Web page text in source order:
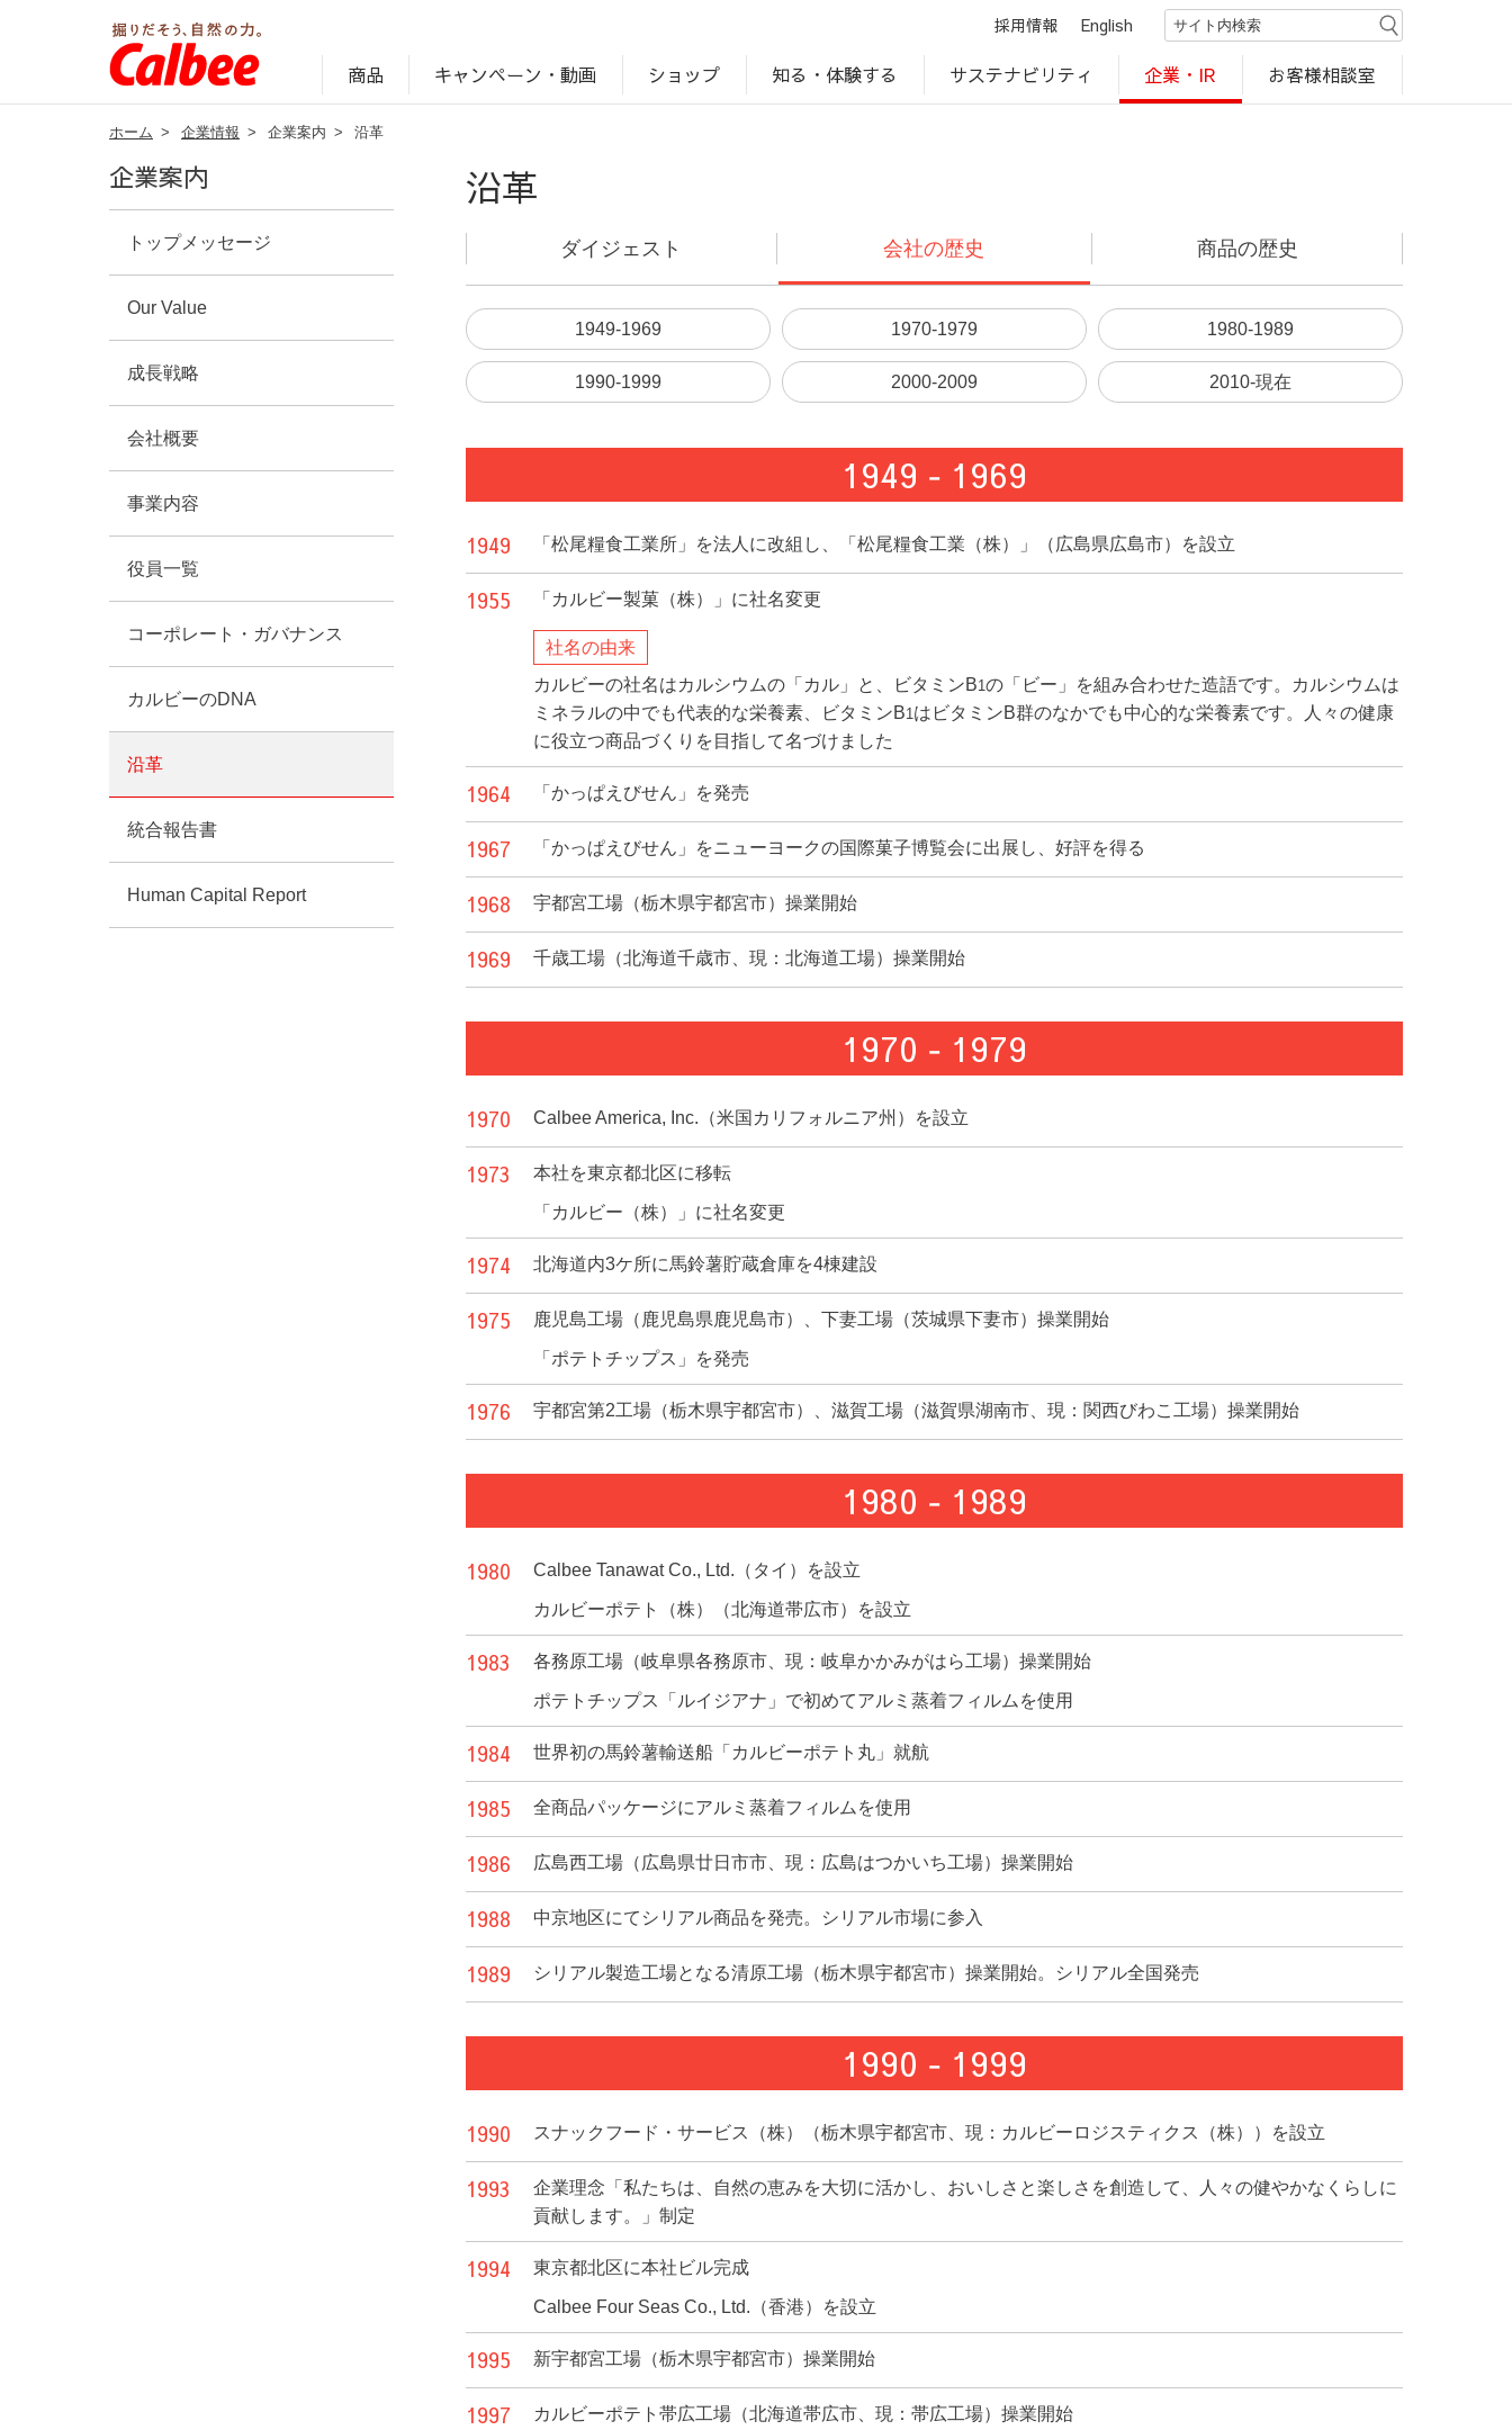
採用情報 English
商品 キャンペーン・動画 ショップ 知る・体験する サステナビリティ 企業・IR お客様相談室
ホーム > 企業情報 > 企業案内 > 沿革
企業案内
トップメッセージ
Our Value
成長戦略
会社概要
事業内容
役員一覧
コーポレート・ガバナンス
カルビーのDNA
沿革
統合報告書
Human Capital Report
沿革
ダイジェスト 会社の歴史 商品の歴史
1949-1969 1970-1979 1980-1989
1990-1999 2000-2009 2010-現在
1949 ‐ 1969
1949 「松尾糧食工業所」を法人に改組し、「松尾糧食工業（株）」（広島県広島市）を設立
1955 「カルビー製菓（株）」に社名変更
社名の由来
カルビーの社名はカルシウムの「カル」と、ビタミンB1 の「ビー」を組み合わせた造語です。カルシウムは
ミネラルの中でも代表的な栄養素、ビタミンB1 はビタミンB群のなかでも中心的な栄養素です。人々の健康
に役立つ商品づくりを目指して名づけました
1964 「かっぱえびせん」を発売
1967 「かっぱえびせん」をニューヨークの国際菓子博覧会に出展し、好評を得る
1968 宇都宮工場（栃木県宇都宮市）操業開始
1969 千歳工場（北海道千歳市、現：北海道工場）操業開始
1970 ‐ 1979
1970 Calbee America, Inc.（米国カリフォルニア州）を設立
1973 本社を東京都北区に移転
「カルビー（株）」に社名変更
1974 北海道内3ケ所に馬鈴薯貯蔵倉庫を4棟建設
1975 鹿児島工場（鹿児島県鹿児島市）、下妻工場（茨城県下妻市）操業開始
「ポテトチップス」を発売
1976 宇都宮第2工場（栃木県宇都宮市）、滋賀工場（滋賀県湖南市、現：関西びわこ工場）操業開始
1980 ‐ 1989
1980 Calbee Tanawat Co., Ltd.（タイ）を設立
カルビーポテト（株）（北海道帯広市）を設立
1983 各務原工場（岐阜県各務原市、現：岐阜かかみがはら工場）操業開始
ポテトチップス「ルイジアナ」で初めてアルミ蒸着フィルムを使用
1984 世界初の馬鈴薯輸送船「カルビーポテト丸」就航
1985 全商品パッケージにアルミ蒸着フィルムを使用
1986 広島西工場（広島県廿日市市、現：広島はつかいち工場）操業開始
1988 中京地区にてシリアル商品を発売。シリアル市場に参入
1989 シリアル製造工場となる清原工場（栃木県宇都宮市）操業開始。シリアル全国発売
1990 ‐ 1999
1990 スナックフード・サービス（株）（栃木県宇都宮市、現：カルビーロジスティクス（株））を設立
1993
企業理念「私たちは、自然の恵みを大切に活かし、おいしさと楽しさを創造して、人々の健やかなくらしに
貢献します。」制定
1994 東京都北区に本社ビル完成
Calbee Four Seas Co., Ltd.（香港）を設立
1995 新宇都宮工場（栃木県宇都宮市）操業開始
1997 カルビーポテト帯広工場（北海道帯広市、現：帯広工場）操業開始